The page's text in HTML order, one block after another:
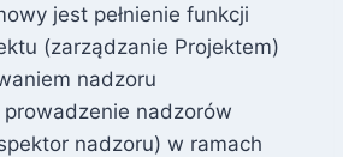
jest pełnienie funkcji
(zarządzanie Projektem)
nadzoru
nadzorów
nadzoru) w ramach